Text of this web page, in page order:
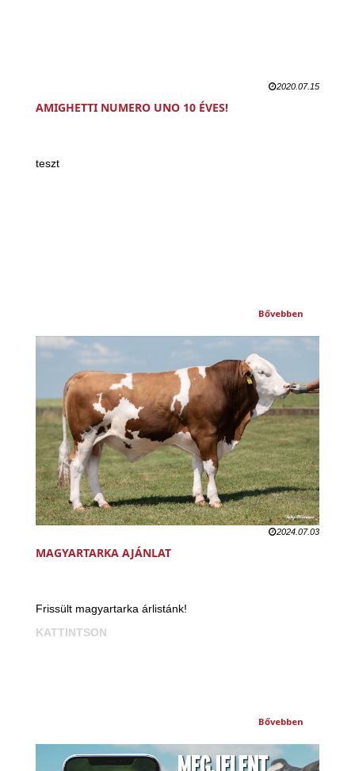
2020.07.15
AMIGHETTI NUMERO UNO 10 ÉVES!
teszt
Bővebben
2024.07.03
MAGYARTARKA AJÁNLAT
Frissült magyartarka árlistánk!
KATTINTSON
Bővebben